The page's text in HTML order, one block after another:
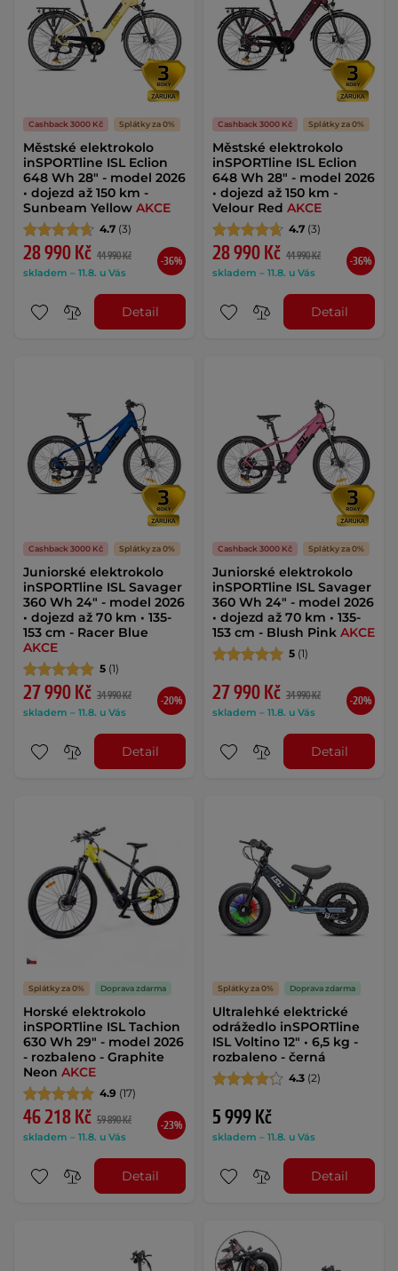
Cashback 3000 Kč Splátky za 0%
Městské elektrokolo
inSPORTline ISL Eclion
648 Wh 28" - model 2026
• dojezd až 150 km -
Sunbeam Yellow AKCE
4.7 (3)
28 990 Kč 44 990 Kč
skladem – 11.8. u Vás
-36%
Detail
Cashback 3000 Kč Splátky za 0%
Městské elektrokolo
inSPORTline ISL Eclion
648 Wh 28" - model 2026
• dojezd až 150 km -
Velour Red AKCE
4.7 (3)
28 990 Kč 44 990 Kč
skladem – 11.8. u Vás
-36%
Detail
Cashback 3000 Kč Splátky za 0%
Juniorské elektrokolo
inSPORTline ISL Savager
360 Wh 24" - model 2026
• dojezd až 70 km • 135-
153 cm - Racer Blue
AKCE
5 (1)
27 990 Kč 34 990 Kč
skladem – 11.8. u Vás
-20%
Detail
Cashback 3000 Kč Splátky za 0%
Juniorské elektrokolo
inSPORTline ISL Savager
360 Wh 24" - model 2026
• dojezd až 70 km • 135-
153 cm - Blush Pink AKCE
5 (1)
27 990 Kč 34 990 Kč
skladem – 11.8. u Vás
-20%
Detail
Splátky za 0% Doprava zdarma
Horské elektrokolo
inSPORTline ISL Tachion
630 Wh 29" - model 2026
- rozbaleno - Graphite
Neon AKCE
4.9 (17)
46 218 Kč 59 890 Kč
skladem – 11.8. u Vás
-23%
Detail
Splátky za 0% Doprava zdarma
Ultralehké elektrické
odrážedlo inSPORTline
ISL Voltino 12" • 6,5 kg -
rozbaleno - černá
4.3 (2)
5 999 Kč
skladem – 11.8. u Vás
Detail